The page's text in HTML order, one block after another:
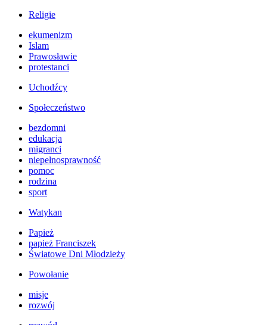
Religie
ekumenizm
Islam
Prawosławie
protestanci
Uchodźcy
Społeczeństwo
bezdomni
edukacja
migranci
niepełnosprawność
pomoc
rodzina
sport
Watykan
Papież
papież Franciszek
Światowe Dni Młodzieży
Powołanie
misje
rozwój